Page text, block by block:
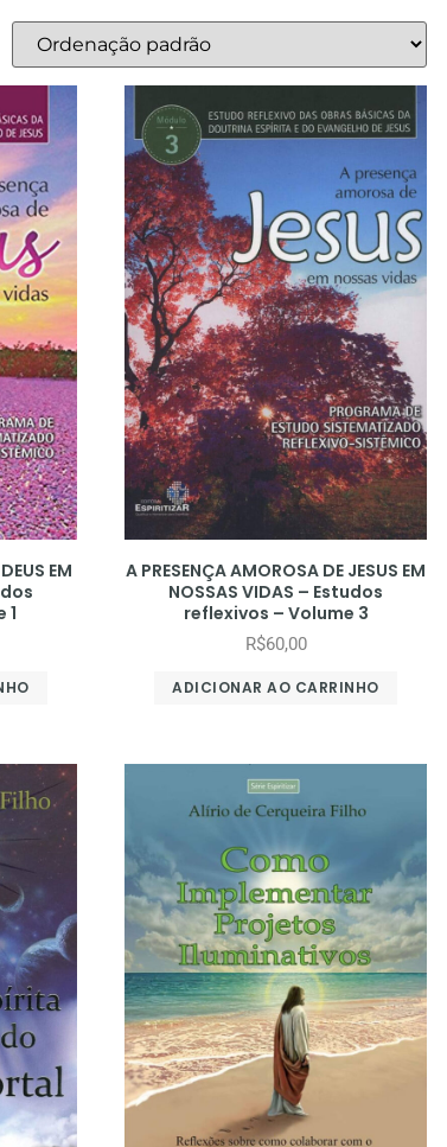
EM
1
A PRESENÇA AMOROSA DE JESUS EM
NOSSAS VIDAS – Estudos
reflexivos – Volume 3
R$60,00
ADICIONAR AO CARRINHO